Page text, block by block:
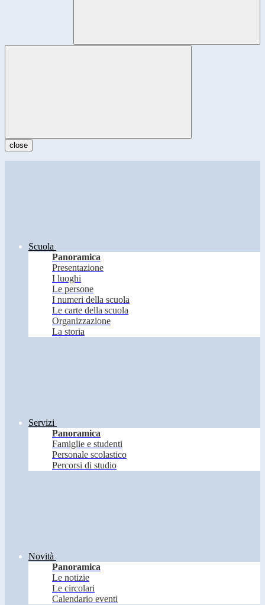
close
Scuola
Panoramica
Presentazione
I luoghi
Le persone
I numeri della scuola
Le carte della scuola
Organizzazione
La storia
Servizi
Panoramica
Famiglie e studenti
Personale scolastico
Percorsi di studio
Novità
Panoramica
Le notizie
Le circolari
Calendario eventi